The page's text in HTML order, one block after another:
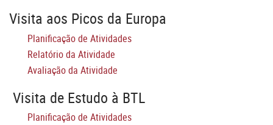
Visita aos Picos da Europa
Planificação de Atividades
Relatório da Atividade
Avaliação da Atividade
Visita de Estudo à BTL
Planificação de Atividades